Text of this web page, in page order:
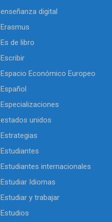
enseñanza digital
Erasmus
Es de libro
Escribir
Espacio Económico Europeo
Español
Especializaciones
estados unidos
Estrategias
Estudiantes
Estudiantes internacionales
Estudiar Idiomas
Estudiar y trabajar
Estudios